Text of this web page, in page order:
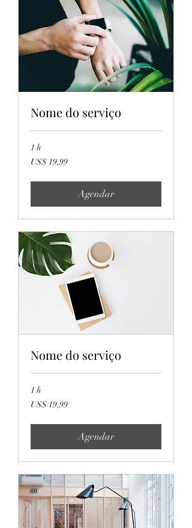
Nome do serviço
1 h
19,99
Dólares
US$ 19,99
Agendar
Nome do serviço
1 h
19,99
Dólares
US$ 19,99
Agendar